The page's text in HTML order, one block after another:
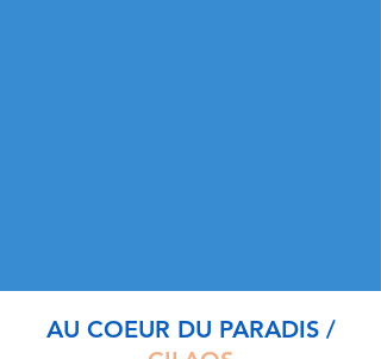
AU COEUR DU PARADIS /